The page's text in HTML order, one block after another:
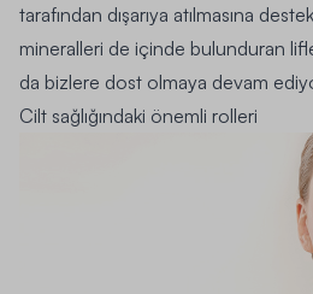
tarafından dışarıya atılmasına
mineralleri de içinde bulunduran
da bizlere dost olmaya devam
Cilt sağlığındaki önemli rolleri